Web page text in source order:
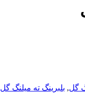
گل, بلبرینگ ته میلنگ گل